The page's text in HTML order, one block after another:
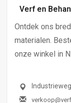
Verf en
Ontdek ons
materialen.
onze winkel in